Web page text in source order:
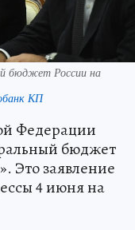
бюджет России на
КП
Федерации
бюджет
Это заявление
4 июня на